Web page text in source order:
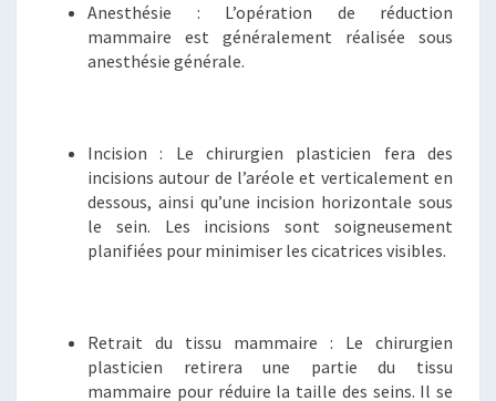
Anesthésie : L’opération de réduction
mammaire est généralement réalisée sous
anesthésie générale.
Incision : Le chirurgien plasticien fera des
incisions autour de l’aréole et verticalement en
dessous, ainsi qu’une incision horizontale sous
le sein. Les incisions sont soigneusement
planifiées pour minimiser les cicatrices visibles.
Retrait du tissu mammaire : Le chirurgien
plasticien retirera une partie du tissu
mammaire pour réduire la taille des seins. Il se